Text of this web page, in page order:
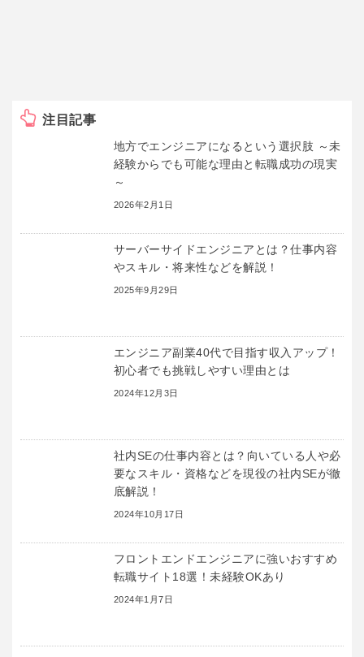
注目記事
地方でエンジニアになるという選択肢 ～未
経験からでも可能な理由と転職成功の現実
～
2026年2月1日
サーバーサイドエンジニアとは？仕事内容
やスキル・将来性などを解説！
2025年9月29日
エンジニア副業40代で目指す収入アップ！
初心者でも挑戦しやすい理由とは
2024年12月3日
社内SEの仕事内容とは？向いている人や必
要なスキル・資格などを現役の社内SEが徹
底解説！
2024年10月17日
フロントエンドエンジニアに強いおすすめ
転職サイト18選！未経験OKあり
2024年1月7日